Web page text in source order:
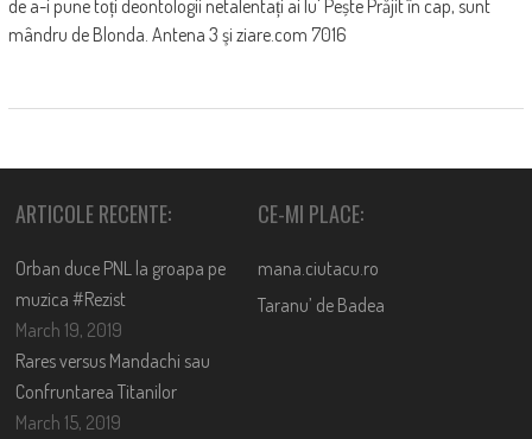
de a-i pune toți deontologii netalentați ai lu' Pește Prăjit în cap, sunt
mândru de Blonda. Antena 3 şi ziare.com 7016
ARTICOLE RECENTE:
Orban duce PNL la groapa pe
muzica #Rezist
March 19, 2019
Rares versus Mandachi sau
Confruntarea Titanilor
March 15, 2019
CE-MI PLACE:
mana.ciutacu.ro
Taranu’ de Badea